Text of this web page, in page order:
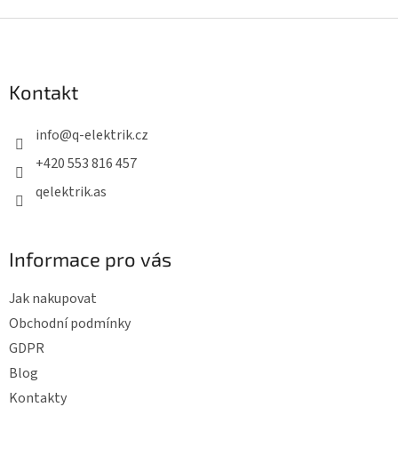
p
aKontakt
info@q-elektrik.cz
+420 553 816 457
qelektrik.as
Informace pro vás
Jak nakupovat
Obchodní podmínky
GDPR
Blog
Kontakty